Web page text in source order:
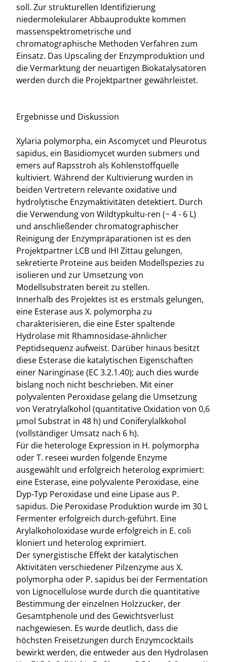
soll. Zur strukturellen Identifizierung
niedermolekularer Abbauprodukte kommen
massenspektrometrische und
chromatographische Methoden Verfahren zum
Einsatz. Das Upscaling der Enzymproduktion und
die Vermarktung der neuartigen Biokatalysatoren
werden durch die Projektpartner gewährleistet.
Ergebnisse und Diskussion
Xylaria polymorpha, ein Ascomycet und Pleurotus
sapidus, ein Basidiomycet wurden submers und
emers auf Rapsstroh als Kohlenstoffquelle
kultiviert. Während der Kultivierung wurden in
beiden Vertretern relevante oxidative und
hydrolytische Enzymaktivitäten detektiert. Durch
die Verwendung von Wildtypkultu-ren (~ 4 - 6 L)
und anschließender chromatographischer
Reinigung der Enzympräparationen ist es den
Projektpartner LCB und IHI Zittau gelungen,
sekretierte Proteine aus beiden Modellspezies zu
isolieren und zur Umsetzung von
Modellsubstraten bereit zu stellen.
Innerhalb des Projektes ist es erstmals gelungen,
eine Esterase aus X. polymorpha zu
charakterisieren, die eine Ester spaltende
Hydrolase mit Rhamnosidase-ähnlicher
Peptidsequenz aufweist. Darüber hinaus besitzt
diese Esterase die katalytischen Eigenschaften
einer Naringinase (EC 3.2.1.40); auch dies wurde
bislang noch nicht beschrieben. Mit einer
polyvalenten Peroxidase gelang die Umsetzung
von Veratrylalkohol (quantitative Oxidation von 0,6
µmol Substrat in 48 h) und Coniferylalkkohol
(vollständiger Umsatz nach 6 h).
Für die heterologe Expression in H. polymorpha
oder T. reseei wurden folgende Enzyme
ausgewählt und erfolgreich heterolog exprimiert:
eine Esterase, eine polyvalente Peroxidase, eine
Dyp-Typ Peroxidase und eine Lipase aus P.
sapidus. Die Peroxidase Produktion wurde im 30 L
Fermenter erfolgreich durch-geführt. Eine
Arylalkoholoxidase wurde erfolgreich in E. coli
kloniert und heterolog exprimiert.
Der synergistische Effekt der katalytischen
Aktivitäten verschiedener Pilzenzyme aus X.
polymorpha oder P. sapidus bei der Fermentation
von Lignocellulose wurde durch die quantitative
Bestimmung der einzelnen Holzzucker, der
Gesamtphenole und des Gewichtsverlust
nachgewiesen. Es wurde deutlich, dass die
höchsten Freisetzungen durch Enzymcocktails
bewirkt werden, die entweder aus den Hydrolasen